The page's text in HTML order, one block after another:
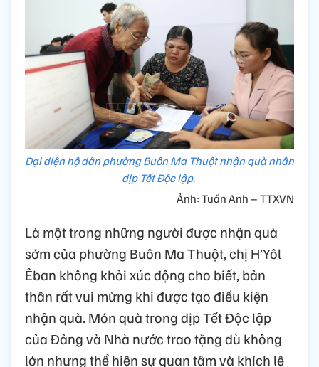
Đại diện hộ dân phường Buôn Ma Thuột nhận quà nhân
dịp Tết Độc lập.
Ảnh: Tuấn Anh – TTXVN
Là một trong những người được nhận quà
sớm của phường Buôn Ma Thuột, chị H’Yôl
Êban không khỏi xúc động cho biết, bản
thân rất vui mừng khi được tạo điều kiện
nhận quà. Món quà trong dịp Tết Độc lập
của Đảng và Nhà nước trao tặng dù không
lớn nhưng thể hiện sự quan tâm và khích lệ